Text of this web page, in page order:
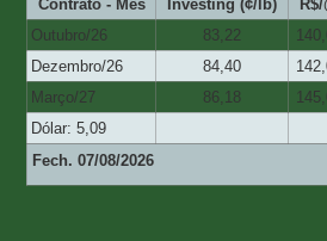
Contrato - Mês Investing (¢/lb) R$/
Outubro/26
83,22
Dezembro/26
84,40
Março/27
86,18
Dólar: 5,09
Fech. 07/08/2026